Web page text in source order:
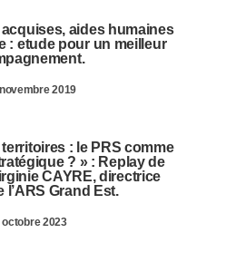
aides humaines
: etude pour un meilleur
2019
: le PRS comme
? » : Replay de
CAYRE, directrice
l’ARS Grand Est.
octobre 2023